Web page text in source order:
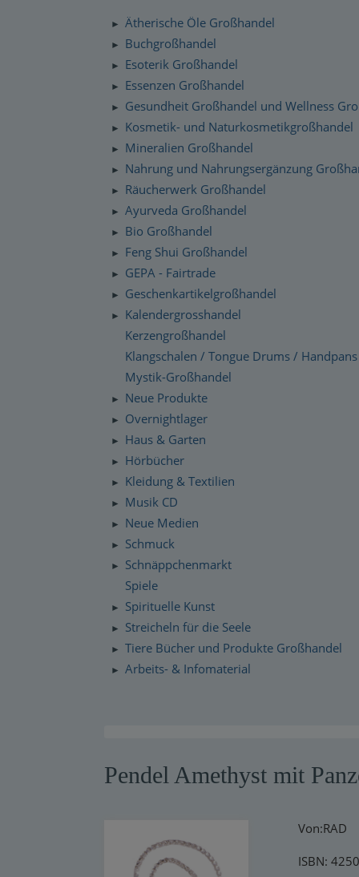
Zahlung und Versand
Datenschutzerklärung
Checkdates
Moravan Naturkosmetik
Primavera Life Sortiment
Alaya Engelkerzen
Gabriel Tech Sortiment
Engelalm Edelstein Essenzen
Schnelllager
► Ätherische Öle Großhandel
► Buchgroßhandel
► Esoterik Großhandel
► Essenzen Großhandel
► Gesundheit Großhandel und Wellness
► Kosmetik- und Naturkosmetikgroßhandel
► Mineralien Großhandel
► Nahrung und Nahrungsergänzung
► Räucherwerk Großhandel
► Ayurveda Großhandel
► Bio Großhandel
► Feng Shui Großhandel
► GEPA - Fairtrade
► Geschenkartikelgroßhandel
►
Kalendergrosshandel
Kerzengroßhandel
Klangschalen / Tongue Drums /
Mystik-Großhandel
► Neue Produkte
► Overnightlager
► Haus & Garten
► Hörbücher
► Kleidung & Textilien
► Musik CD
► Neue Medien
► Schmuck
►
Schnäppchenmarkt
Spiele
► Spirituelle Kunst
► Streicheln für die Seele
► Tiere Bücher und Produkte Großhandel
► Arbeits- & Infomaterial
Schnelllager
Pendel Amethyst mit
Von:RAD
ISBN: